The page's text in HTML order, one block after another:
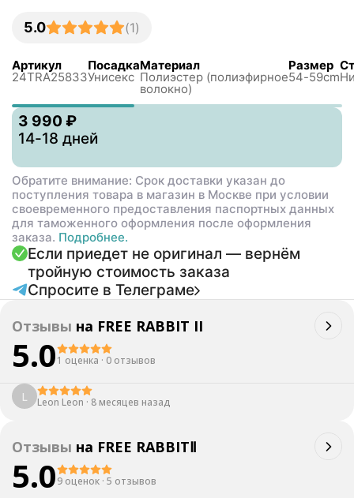
5.0 (1)
Артикул
24TRA25833
Посадка
Унисекс
Материал
Полиэстер (полиэфирное
волокно)
Размер
54-59cm
3 990 ₽
14-18 дней
Обратите внимание: Срок доставки указан до
поступления товара в магазин в Москве при условии
своевременного предоставления паспортных данных
для таможенного оформления после оформления
заказа. Подробнее.
Если приедет не оригинал — вернём
тройную стоимость заказа
Спросите в Телеграме
Отзывы на FREE RABBIT II
5.01 оценка · 0 отзывов
L Leon Leon · 8 месяцев назад
Отзывы на FREE RABBITⅡ
5.09 оценок · 5 отзывов